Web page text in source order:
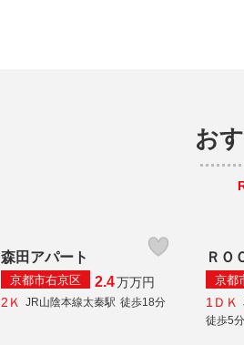
お
森田アパート
京都市右京区 2.4万万円
2Ｋ
JR山陰本線太秦駅 徒歩18分
ＲＯ
京都
1ＤＫ
徒歩5分